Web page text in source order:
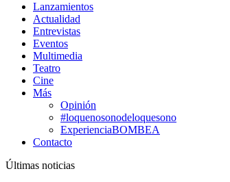
Lanzamientos
Actualidad
Entrevistas
Eventos
Multimedia
Teatro
Cine
Más
Opinión
#loquenosonodeloquesono
ExperienciaBOMBEA
Contacto
Últimas noticias